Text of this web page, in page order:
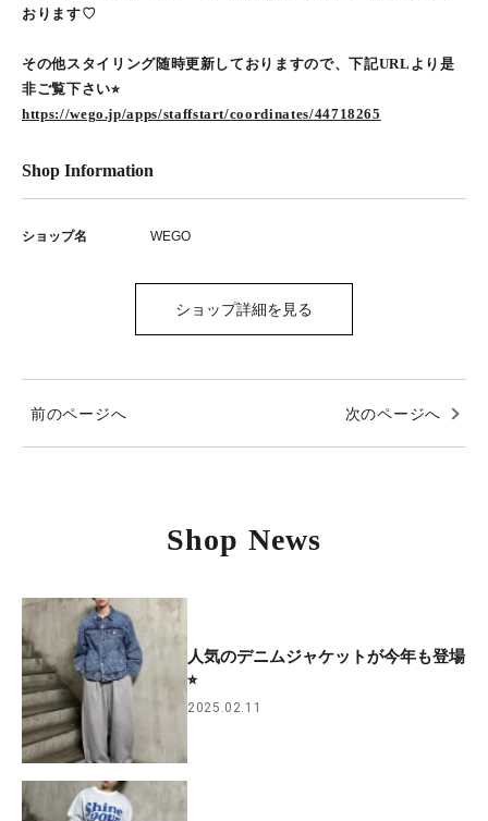
おります♡
その他スタイリング随時更新しておりますので、下記URLより是
非ご覧下さい⭐︎
https://wego.jp/apps/staffstart/coordinates/44718265
Shop Information
ショップ名 WEGO
ショップ詳細を見る
前のページへ 次のページへ
Shop News
人気のデニムジャケットが今年も登場
⭐︎
2025.02.11